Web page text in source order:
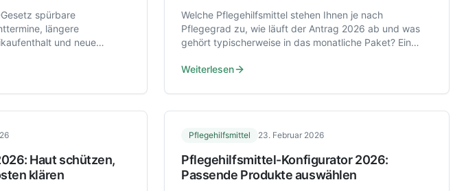
spürbare
längere
und neue
Welche Pflegehilfsmittel stehen Ihnen je nach
Pflegegrad zu, wie läuft der Antrag 2026 ab und was
gehört typischerweise in das monatliche Paket? Ein
Weiterlesen
Haut schützen,
klären
Pflegehilfsmittel 23. Februar 2026
Pflegehilfsmittel-Konfigurator 2026:
Passende Produkte auswählen